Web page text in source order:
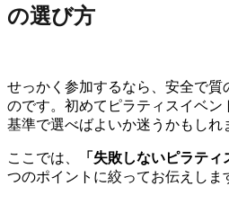
の選び方
せっかく参加するなら、安全で質
のです。初めてピラティスイベン
基準で選べばよいか迷うかもしれ
ここでは、 「失敗しないピラティ
つのポイントに絞ってお伝えしま